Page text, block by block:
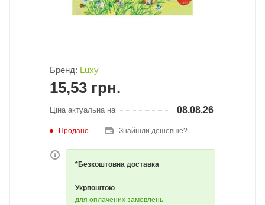
Бренд: Luxy
15,53 грн.
Ціна актуальна на 08.08.26
Продано Знайшли дешевше?
*Безкоштовна доставка
Укрпоштою
для оплачених замовлень